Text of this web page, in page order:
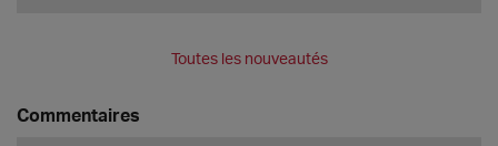
Toutes les nouveautés
Commentaires